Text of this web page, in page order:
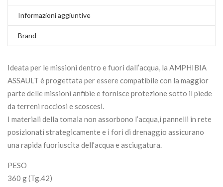
Informazioni aggiuntive
Brand
Ideata per le missioni dentro e fuori dall’acqua, la AMPHIBIA
ASSAULT è progettata per essere compatibile con la maggior
parte delle missioni anfibie e fornisce protezione sotto il piede
da terreni rocciosi e scoscesi.
I materiali della tomaia non assorbono l’acqua,i pannelli in rete
posizionati strategicamente e i fori di drenaggio assicurano
una rapida fuoriuscita dell’acqua e asciugatura.
PESO
360 g (Tg.42)